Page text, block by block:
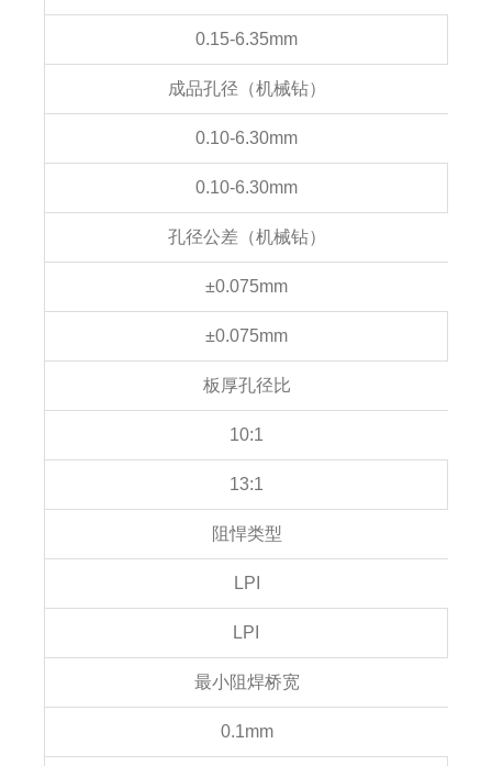
0.15-6.35mm
成品孔径（机械钻）
0.10-6.30mm
0.10-6.30mm
孔径公差（机械钻）
±0.075mm
±0.075mm
板厚孔径比
10:1
13:1
阻悍类型
LPI
LPI
最小阻焊桥宽
0.1mm